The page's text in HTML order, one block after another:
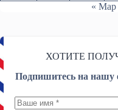
« Мар
ХОТИТЕ
Подпишитесь на нашу